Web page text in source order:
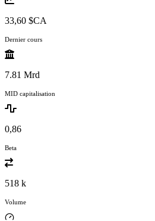
33,60 $CA
Dernier cours
7.81 Mrd
MID capitalisation
0,86
Beta
518 k
Volume